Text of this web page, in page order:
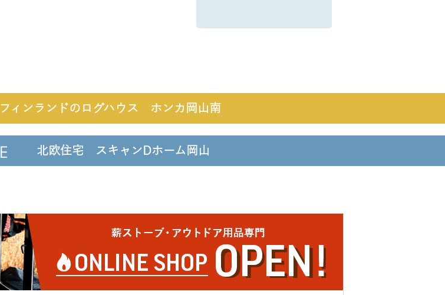
フィンランドのログハウス ホンカ岡山南
北欧住宅 スキャンDホーム岡山